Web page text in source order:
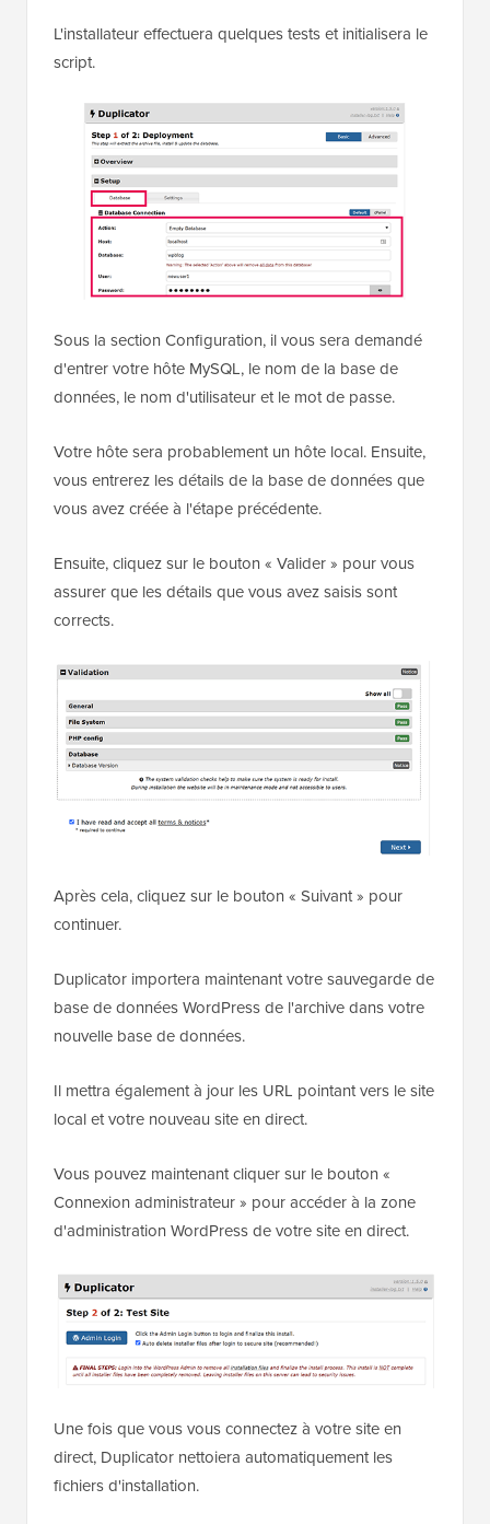
L'installateur effectuera quelques tests et initialisera le
script.
Sous la section Configuration, il vous sera demandé
d'entrer votre hôte MySQL, le nom de la base de
données, le nom d'utilisateur et le mot de passe.
Votre hôte sera probablement un hôte local. Ensuite,
vous entrerez les détails de la base de données que
vous avez créée à l'étape précédente.
Ensuite, cliquez sur le bouton « Valider » pour vous
assurer que les détails que vous avez saisis sont
corrects.
Après cela, cliquez sur le bouton « Suivant » pour
continuer.
Duplicator importera maintenant votre sauvegarde de
base de données WordPress de l'archive dans votre
nouvelle base de données.
Il mettra également à jour les URL pointant vers le site
local et votre nouveau site en direct.
Vous pouvez maintenant cliquer sur le bouton «
Connexion administrateur » pour accéder à la zone
d'administration WordPress de votre site en direct.
Une fois que vous vous connectez à votre site en
direct, Duplicator nettoiera automatiquement les
fichiers d'installation.